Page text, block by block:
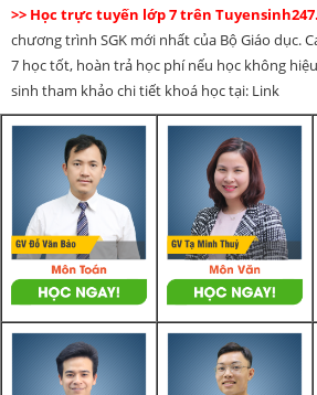
>> Học trực tuyến lớp 7 trên
chương trình SGK mới nhất của Bộ Giáo dục.
7 học tốt, hoàn trả học phí nếu học không
sinh tham khảo chi tiết khoá học tại: Link